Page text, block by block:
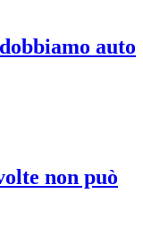
auto
non può